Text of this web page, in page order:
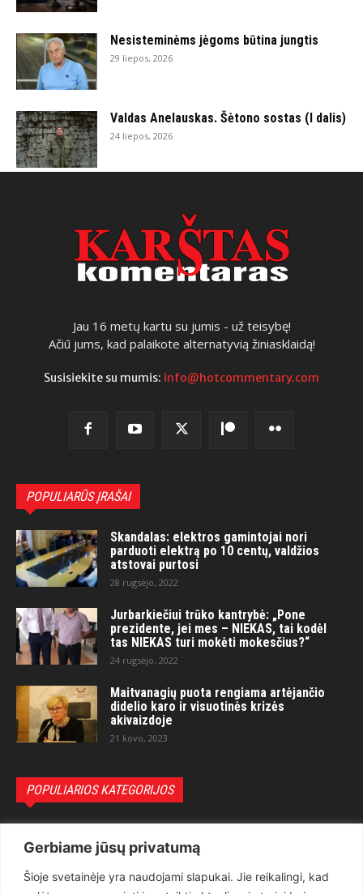
Gerbiame jūsų privatumą
Šioje svetainėje yra naudojami slapukai. Jie reikalingi, kad
Nesisteminėms jėgoms būtina jungtis
29 liepos, 2026
Valdas Anelauskas. Šėtono sostas (I dalis)
24 liepos, 2026
Jau 16 metų kartu su jumis - už teisybę!
Ačiū jums, kad palaikote alternatyvią žiniasklaidą!
Susisiekite su mumis: info@hotcommentary.com
POPULIARŪS ĮRAŠAI
Skandalas: elektros gamintojai nori
parduoti elektrą po 10 centų, valdžios
atstovai purtosi
28 rugsėjo, 2022
Jurbarkiečiui trūko kantrybė: „Pone
prezidente, jei mes – NIEKAS, tai kodėl
tas NIEKAS turi mokėti mokesčius?“
24 rugsėjo, 2022
Maitvanagių puota rengiama artėjančio
didelio karo ir visuotinės krizės
akivaizdoje
21 kovo, 2023
POPULIARIOS KATEGORIJOS
Teisėsauga
1497